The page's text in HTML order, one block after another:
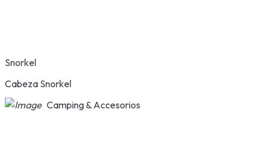
Snorkel
Cabeza Snorkel
Camping & Accesorios